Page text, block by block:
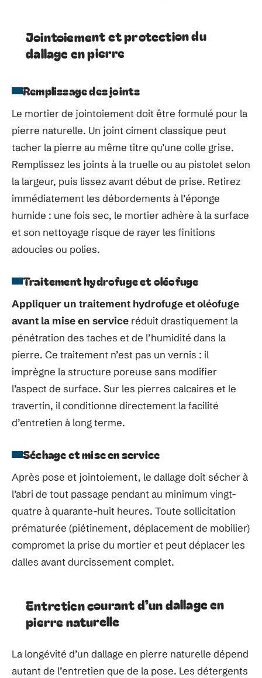
Jointoiement et protection du
dallage en pierre
Remplissage des joints
Le mortier de jointoiement doit être formulé pour la
pierre naturelle. Un joint ciment classique peut
tacher la pierre au même titre qu’une colle grise.
Remplissez les joints à la truelle ou au pistolet selon
la largeur, puis lissez avant début de prise. Retirez
immédiatement les débordements à l’éponge
humide : une fois sec, le mortier adhère à la surface
et son nettoyage risque de rayer les finitions
adoucies ou polies.
Traitement hydrofuge et oléofuge
Appliquer un traitement hydrofuge et oléofuge
avant la mise en service réduit drastiquement la
pénétration des taches et de l’humidité dans la
pierre. Ce traitement n’est pas un vernis : il
imprègne la structure poreuse sans modifier
l’aspect de surface. Sur les pierres calcaires et le
travertin, il conditionne directement la facilité
d’entretien à long terme.
Séchage et mise en service
Après pose et jointoiement, le dallage doit sécher à
l’abri de tout passage pendant au minimum vingt-
quatre à quarante-huit heures. Toute sollicitation
prématurée (piétinement, déplacement de mobilier)
compromet la prise du mortier et peut déplacer les
dalles avant durcissement complet.
Entretien courant d’un dallage en
pierre naturelle
La longévité d’un dallage en pierre naturelle dépend
autant de l’entretien que de la pose. Les détergents